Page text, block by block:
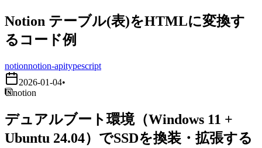
Notion テーブル(表)をHTMLに変換す
るコード例
notionnotion-apitypescript
2026-01-04•
notion
デュアルブート環境（Windows 11 +
Ubuntu 24.04）でSSDを換装・拡張する